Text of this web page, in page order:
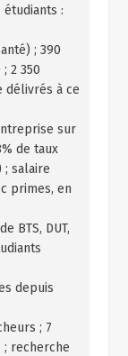
:
; 390
2 350
délivrés à ce
sur
de taux
; salaire
primes, en
BTS, DUT,
depuis
; 7
; recherche